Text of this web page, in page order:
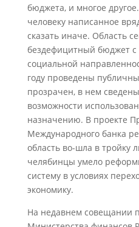
бюджета, и многое
человеку написанное
сказать иначе. Область
бездефицитный бюджет
социальной
году проведены
прозрачен, в нем
возможности
назначению. В проекте
Международного банка
область во-шла в тройку
челябинцы умело
систему в условиях
экономику.
На недавнем совещании